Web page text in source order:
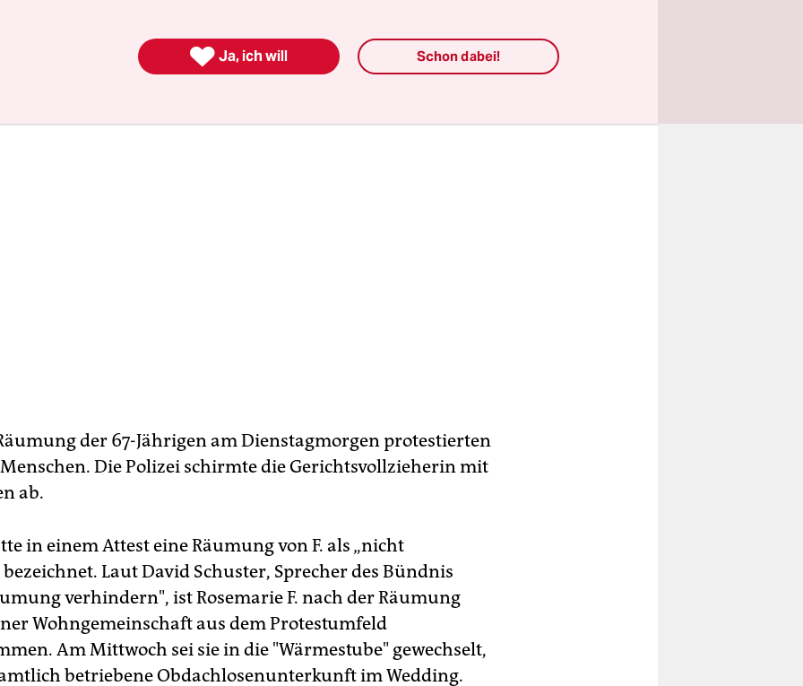
zwei Räumungstermine gegen Rosemarie F.
unter anderem um „unbillige Härten“ zu prüfen.
der 67-Jährigen am Dienstagmorgen protestierten
Die Polizei schirmte die Gerichtsvollzieherin mit
ab.
in einem Attest eine Räumung von F. als „nicht
Laut David Schuster, Sprecher des Bündnis
verhindern", ist Rosemarie F. nach der Räumung
Wohngemeinschaft aus dem Protestumfeld
Am Mittwoch sei sie in die "Wärmestube" gewechselt,
betriebene Obdachlosenunterkunft im Wedding.
 Ja, ich will Schon dabei!